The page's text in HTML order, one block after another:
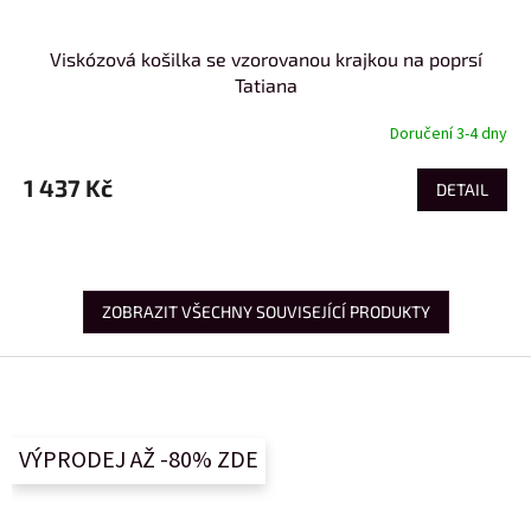
Viskózová košilka se vzorovanou krajkou na poprsí
Tatiana
Doručení 3-4 dny
1 437 Kč DETAIL
ZOBRAZIT VŠECHNY SOUVISEJÍCÍ PRODUKTY
VÝPRODEJ AŽ -80% ZDE